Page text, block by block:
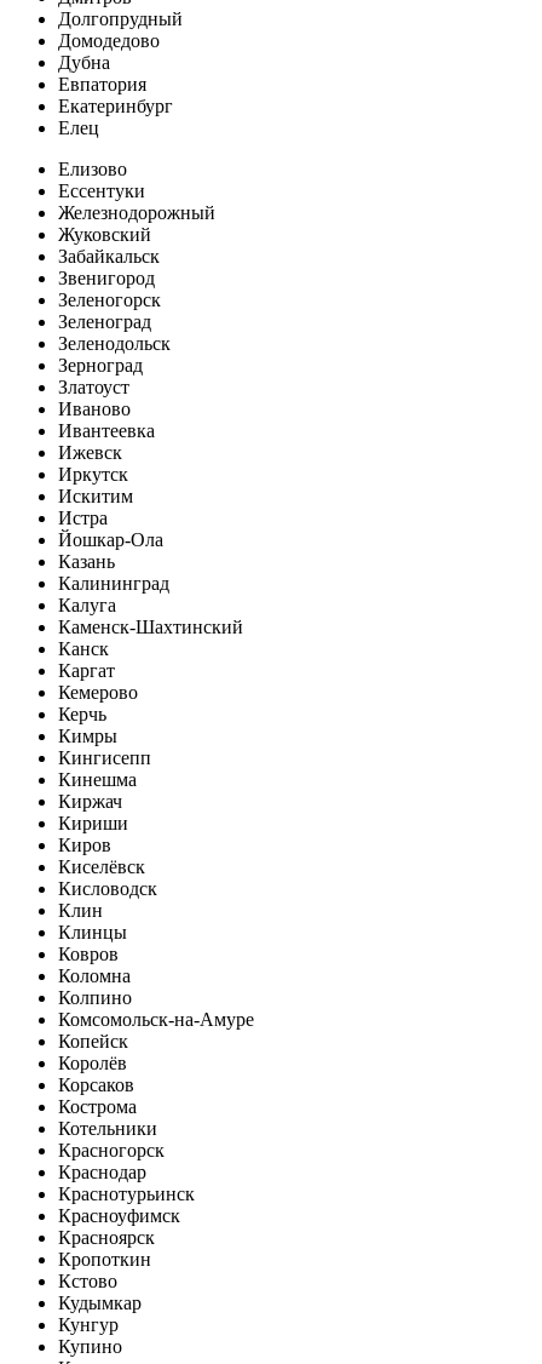
Долгопрудный
Домодедово
Дубна
Евпатория
Екатеринбург
Елец
Елизово
Ессентуки
Железнодорожный
Жуковский
Забайкальск
Звенигород
Зеленогорск
Зеленоград
Зеленодольск
Зерноград
Златоуст
Иваново
Ивантеевка
Ижевск
Иркутск
Искитим
Истра
Йошкар-Ола
Казань
Калининград
Калуга
Каменск-Шахтинский
Канск
Каргат
Кемерово
Керчь
Кимры
Кингисепп
Кинешма
Киржач
Кириши
Киров
Киселёвск
Кисловодск
Клин
Клинцы
Ковров
Коломна
Колпино
Комсомольск-на-Амуре
Копейск
Королёв
Корсаков
Кострома
Котельники
Красногорск
Краснодар
Краснотурьинск
Красноуфимск
Красноярск
Кропоткин
Кстово
Кудымкар
Кунгур
Купино